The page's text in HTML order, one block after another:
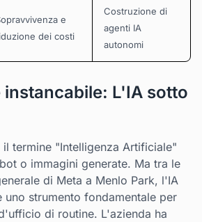
e
dei costi
Costruzione di
agenti IA
autonomi
L'IA sotto
termine "Intelligenza Artificiale"
o immagini generate. Ma tra le
di Meta a Menlo Park, l'IA
uno strumento fondamentale per
di routine. L'azienda ha